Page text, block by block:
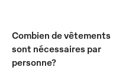
Combien de vêtements
sont nécessaires par
personne?